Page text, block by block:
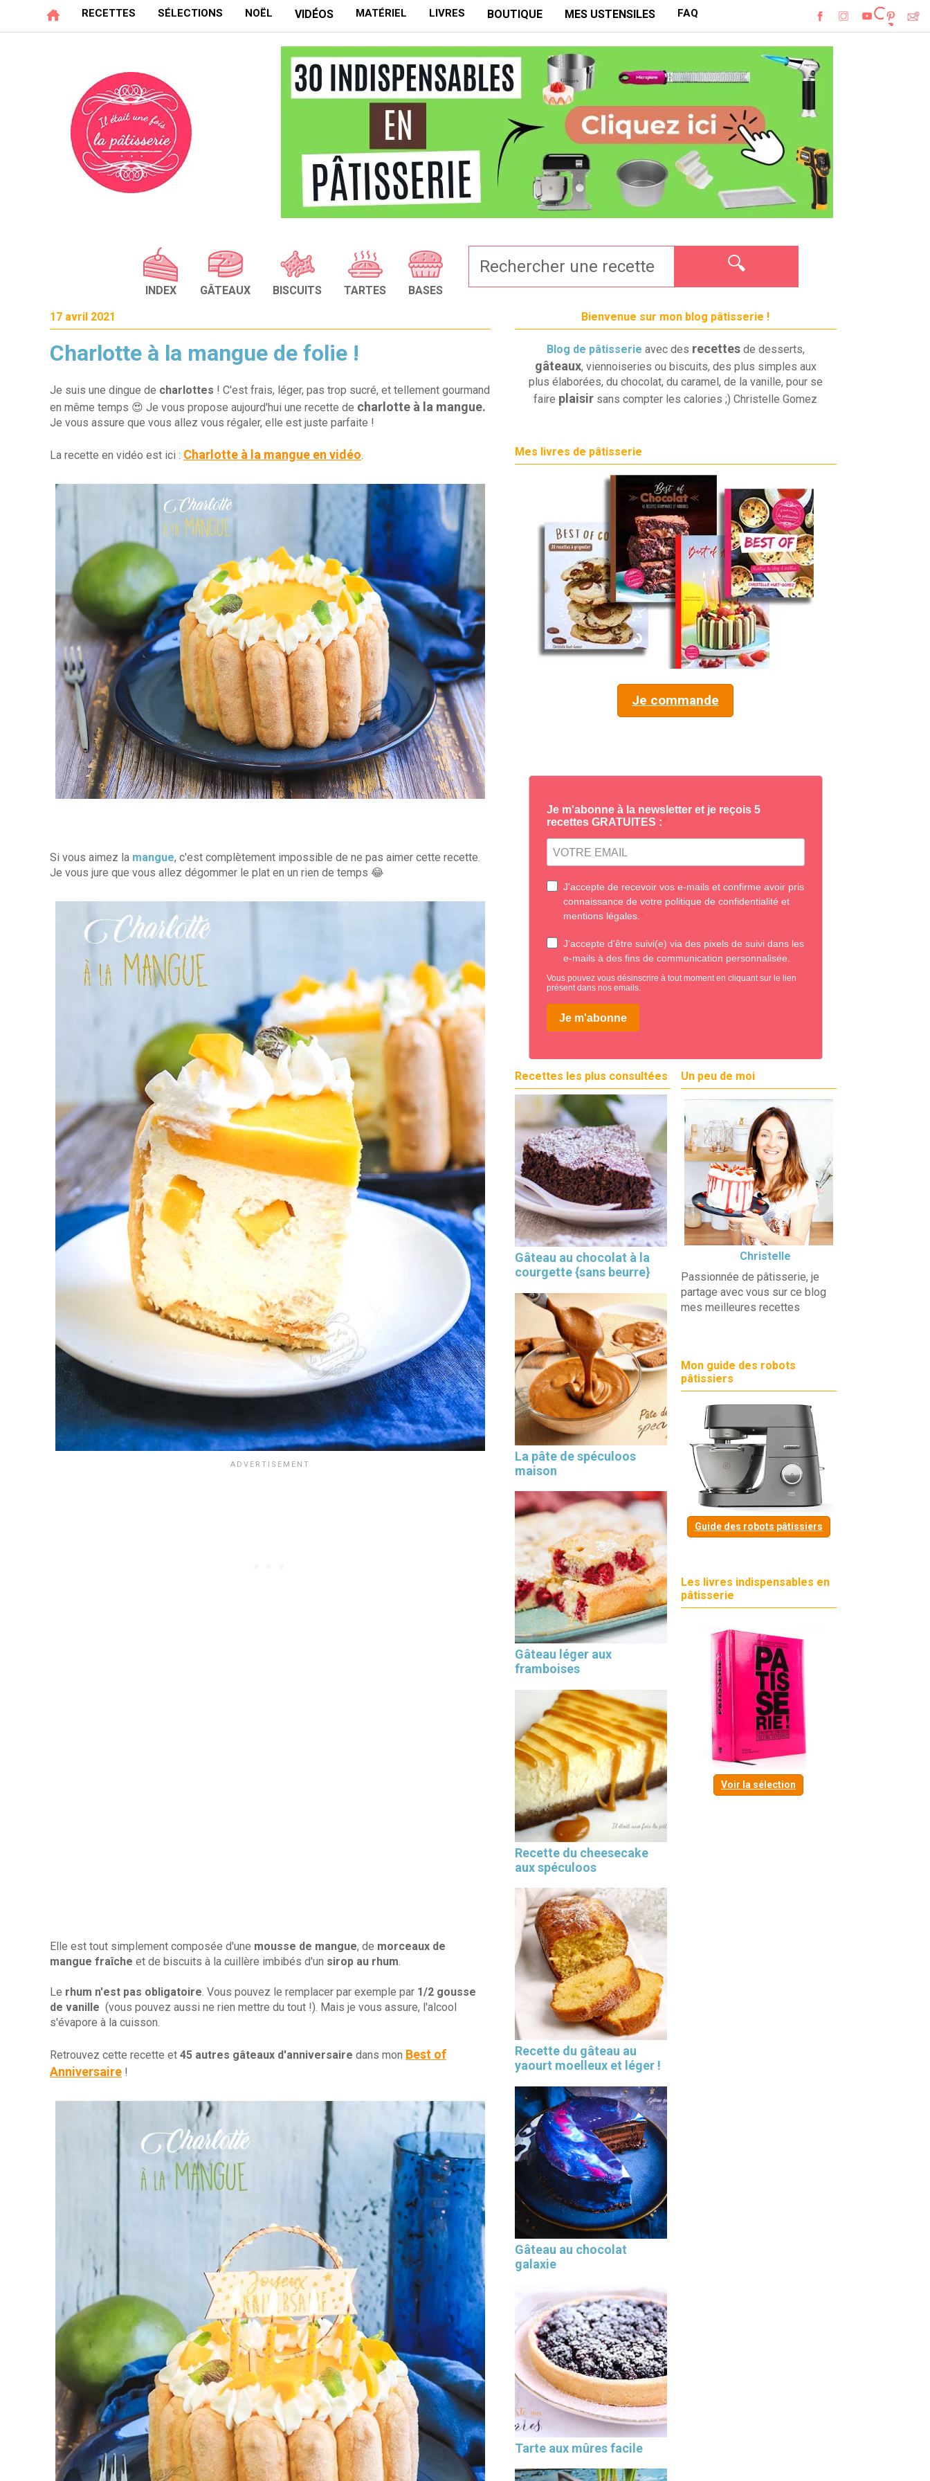
RECETTES SÉLECTIONS NOËL VIDÉOS MATÉRIEL LIVRES BOUTIQUE MES USTENSILES FAQ
INDEX GÂTEAUX BISCUITS TARTES BASES
🔍
17 avril 2021
Charlotte à la mangue de folie !
Je suis une dingue de charlottes ! C'est frais, léger, pas trop sucré, et tellement gourmand
en même temps 😍 Je vous propose aujourd'hui une recette de charlotte à la mangue.
Je vous assure que vous allez vous régaler, elle est juste parfaite !
La recette en vidéo est ici : Charlotte à la mangue en vidéo.
Si vous aimez la mangue, c'est complètement impossible de ne pas aimer cette recette.
Je vous jure que vous allez dégommer le plat en un rien de temps 😂
Elle est tout simplement composée d'une mousse de mangue, de morceaux de
mangue fraîche et de biscuits à la cuillère imbibés d'un sirop au rhum
Le rhum n'est pas obligatoire . Vous pouvez le remplacer par exemple par 1/2 gousse
de vanille (vous pouvez aussi ne rien mettre du tout !). Mais je vous assure, l'alcool
s'évapore à la cuisson.
Retrouvez cette recette et 45 autres gâteaux d'anniversaire dans mon Best of
Anniversaire !
Bienvenue sur mon blog pâtisserie !
Blog de pâtisserie avec des recettes de desserts,
gâteaux, viennoiseries ou biscuits, des plus simples aux
plus élaborées, du chocolat, du caramel, de la vanille, pour se
faire plaisir sans compter les calories ;) Christelle Gomez
Mes livres de pâtisserie
Je commande
Recettes les plus consultées
Gâteau au chocolat à la
courgette {sans beurre}
La pâte de spéculoos
maison
Gâteau léger aux
framboises
Recette du cheesecake
aux spéculoos
Recette du gâteau au
yaourt moelleux et léger !
Gâteau au chocolat
galaxie
Tarte aux mûres facile
Un peu de moi
Christelle
Passionnée de pâtisserie, je
partage avec vous sur ce blog
mes meilleures recettes
Mon guide des robots
pâtissiers
Guide des robots pâtissiers
Les livres indispensables en
pâtisserie
Voir la sélection
×
Les 30 outils indispensables
EN PÂTISSERIE